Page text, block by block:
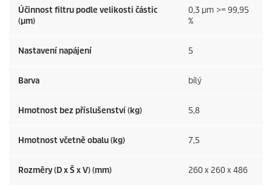
Účinnost filtru podle velikosti částic
(µm)
0,3 µm >= 99,95
%
Nastavení napájení 5
Barva bílý
Hmotnost bez příslušenství (kg) 5,8
Hmotnost včetně obalu (kg) 7,5
Rozměry (D x Š x V) (mm) 260 x 260 x 486